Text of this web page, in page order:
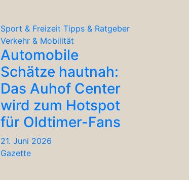
Sport & Freizeit Tipps & Ratgeber
Verkehr & Mobilität
Automobile
Schätze hautnah:
Das Auhof Center
wird zum Hotspot
für Oldtimer-Fans
21. Juni 2026
Gazette